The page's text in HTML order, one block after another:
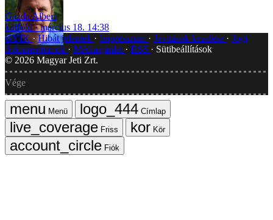
Gazda Albert
külföld
március 18. 14:38
GYIK
Hibát jelentek Impresszum Javítások kezelése
Jogi
dokumentumok
Médiaajánlat RSS
Sütibeállítások
© 2026 Magyar Jeti Zrt.
Vége
Menü
Címlap
Friss
Kör
Fiók